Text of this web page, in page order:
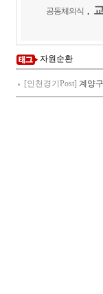
공동체의식
자원순환
[인천경기Post] 계양